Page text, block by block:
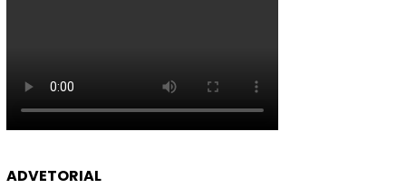
ADVETORIAL